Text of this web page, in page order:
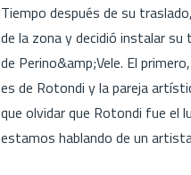
Tiempo después de su
de la zona y decidió instalar
de Perino&amp;Vele. El
es de Rotondi y la pareja
que olvidar que Rotondi fue el
estamos hablando de un